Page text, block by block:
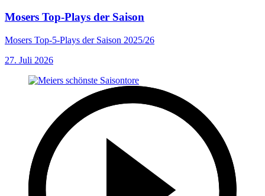
Mosers Top-Plays der Saison
Mosers Top-5-Plays der Saison 2025/26
27. Juli 2026